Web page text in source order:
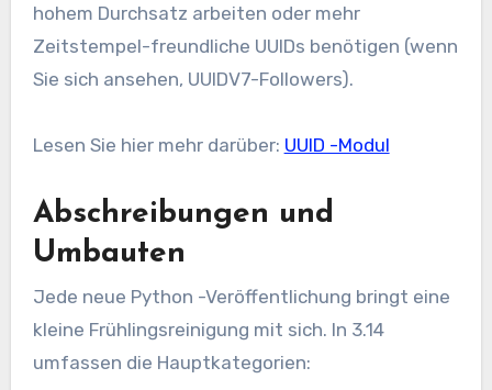
hohem Durchsatz arbeiten oder mehr
Zeitstempel-freundliche UUIDs benötigen (wenn
Sie sich ansehen, UUIDV7-Followers).
Lesen Sie hier mehr darüber: UUID -Modul
Abschreibungen und
Umbauten
Jede neue Python -Veröffentlichung bringt eine
kleine Frühlingsreinigung mit sich. In 3.14
umfassen die Hauptkategorien: